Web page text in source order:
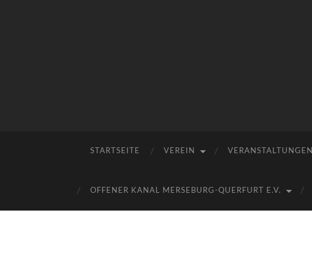
STARTSEITE VEREIN VERANSTALTUNGEN
OFFENER KANAL MERSEBURG-QUERFURT E.V.